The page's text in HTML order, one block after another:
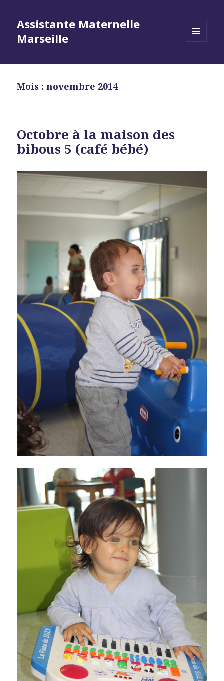
Assistante Maternelle
Marseille
WIDGETS
Mois : novembre 2014
Octobre à la maison des
bibous 5 (café bébé)